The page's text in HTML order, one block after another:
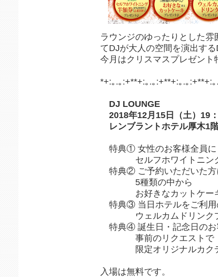
ラウンジのゆったりとした雰
てDJが大人の空間を演出す
今月はクリスマスプレゼント
*+:｡.｡:+**+:｡.｡:+**+:｡.｡:+**+:
DJ LOUNGE
2018年12月15日（土）19
レンブラントホテル厚木1
特典① 女性のお客様全員に
セルフホワイトニング
特典② ご予約いただいた方
5種類の中から
お好きなカットケーキ
特典③ 当日ホテルをご利用
ウェルカムドリンクプ
特典④ 誕生日・記念日のお
事前のリクエストで
限定オリジナルカクテ
入場は無料です。